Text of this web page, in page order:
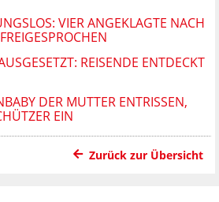
VIER ANGEKLAGTE NACH
REISENDE ENTDECKT
DER MUTTER ENTRISSEN,
EIN
Zurück zur Übersicht